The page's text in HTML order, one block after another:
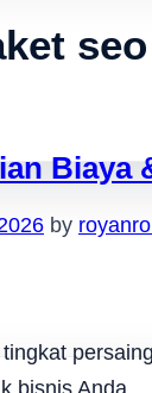
seo
Biaya
by
bisnis Anda.